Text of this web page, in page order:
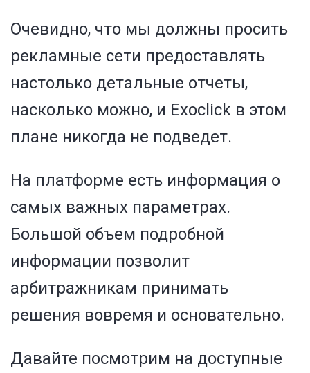
Очевидно, что мы должны просить
рекламные сети предоставлять
настолько детальные отчеты,
насколько можно, и Exoclick в этом
плане никогда не подведет.
На платформе есть информация о
самых важных параметрах.
Большой объем подробной
информации позволит
арбитражникам принимать
решения вовремя и основательно.
Давайте посмотрим на доступные